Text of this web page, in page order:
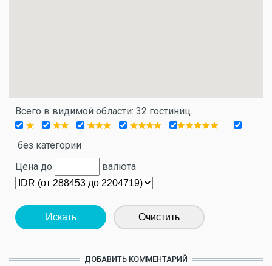
Всего в видимой области: 32 гостиниц.
без категории
Цена до
валюта
Искать Очистить
ДОБАВИТЬ КОММЕНТАРИЙ